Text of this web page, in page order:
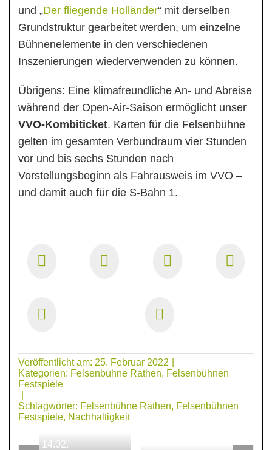
und „Der fliegende Holländer“ mit derselben
Grundstruktur gearbeitet werden, um einzelne
Bühnenelemente in den verschiedenen
Inszenierungen wiederverwenden zu können.
Übrigens: Eine klimafreundliche An- und Abreise
während der Open-Air-Saison ermöglicht unser
VVO-Kombiticket. Karten für die Felsenbühne
gelten im gesamten Verbundraum vier Stunden
vor und bis sechs Stunden nach
Vorstellungsbeginn als Fahrausweis im VVO –
und damit auch für die S-Bahn 1.
Veröffentlicht am: 25. Februar 2022
Kategorien: Felsenbühne Rathen, Felsenbühnen
Festspiele
Schlagwörter: Felsenbühne Rathen, Felsenbühnen
Festspiele, Nachhaltigkeit
14.02. –